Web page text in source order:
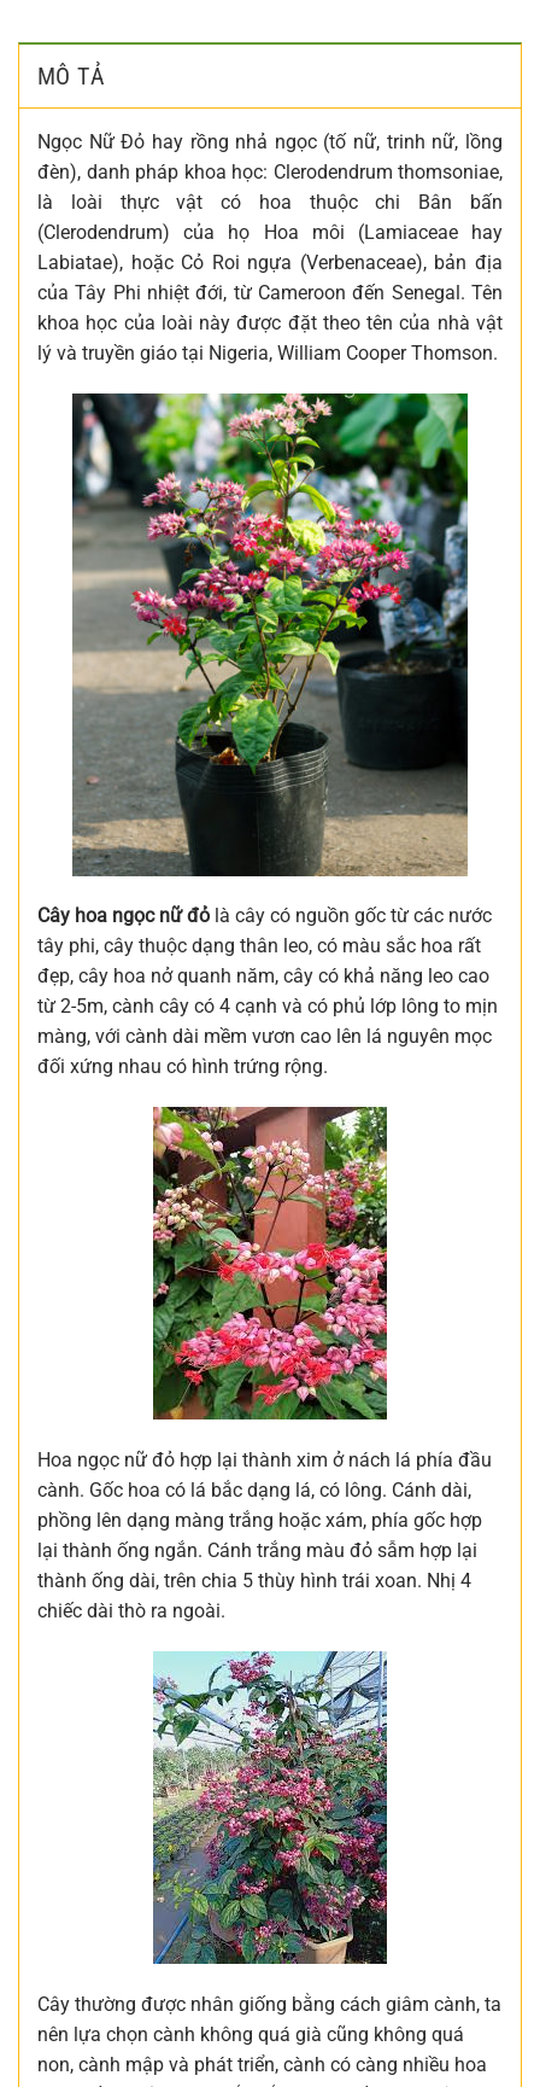
MÔ TẢ
Ngọc Nữ Đỏ hay rồng nhả ngọc (tố nữ, trinh nữ, lồng
đèn), danh pháp khoa học: Clerodendrum thomsoniae,
là loài thực vật có hoa thuộc chi Bân bấn
(Clerodendrum) của họ Hoa môi (Lamiaceae hay
Labiatae), hoặc Cỏ Roi ngựa (Verbenaceae), bản địa
của Tây Phi nhiệt đới, từ Cameroon đến Senegal. Tên
khoa học của loài này được đặt theo tên của nhà vật
lý và truyền giáo tại Nigeria, William Cooper Thomson.
Cây hoa ngọc nữ đỏ là cây có nguồn gốc từ các nước
tây phi, cây thuộc dạng thân leo, có màu sắc hoa rất
đẹp, cây hoa nở quanh năm, cây có khả năng leo cao
từ 2-5m, cành cây có 4 cạnh và có phủ lớp lông to mịn
màng, với cành dài mềm vươn cao lên lá nguyên mọc
đối xứng nhau có hình trứng rộng.
Hoa ngọc nữ đỏ hợp lại thành xim ở nách lá phía đầu
cành. Gốc hoa có lá bắc dạng lá, có lông. Cánh dài,
phồng lên dạng màng trắng hoặc xám, phía gốc hợp
lại thành ống ngắn. Cánh trắng màu đỏ sẫm hợp lại
thành ống dài, trên chia 5 thùy hình trái xoan. Nhị 4
chiếc dài thò ra ngoài.
Cây thường được nhân giống bằng cách giâm cành, ta
nên lựa chọn cành không quá già cũng không quá
non, cành mập và phát triển, cành có càng nhiều hoa